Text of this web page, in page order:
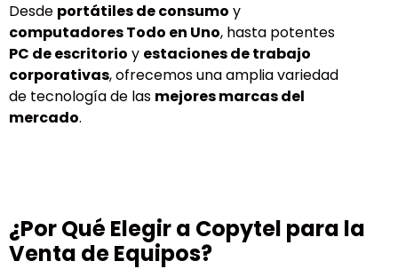
Desde portátiles de consumo y
computadores Todo en Uno, hasta potentes
PC de escritorio y estaciones de trabajo
corporativas, ofrecemos una amplia variedad
de tecnología de las mejores marcas del
mercado.
¿Por Qué Elegir a Copytel para la
Venta de Equipos?